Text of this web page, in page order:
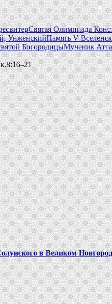
Святая Олимпиада
УнженскийПамять V
БогородицыМученик
в Великом